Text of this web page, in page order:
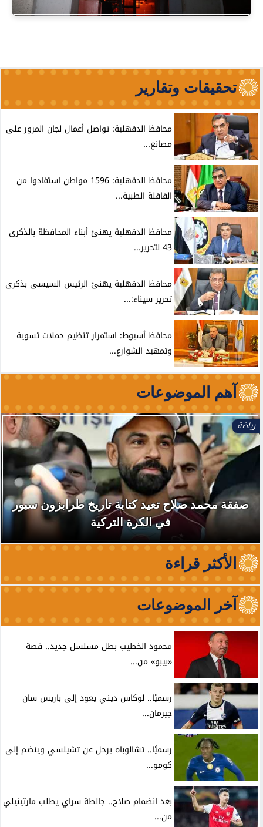
تحقيقات وتقارير
محافظ الدقهلية: تواصل أعمال لجان المرور على
مصانع...
محافظ الدقهلية: 1596 مواطن استفادوا من
القافلة الطبية...
محافظ الدقهلية يهنئ أبناء المحافظة بالذكرى
43 لتحرير...
محافظ الدقهلية يهنئ الرئيس السيسى بذكرى
تحرير سيناء:...
محافظ أسيوط: استمرار تنظيم حملات تسوية
وتمهيد الشوارع...
آهم الموضوعات
رياضة
صفقة محمد صلاح تعيد كتابة تاريخ طرابزون سبور
في الكرة التركية
الأكثر قراءة
آخر الموضوعات
محمود الخطيب بطل مسلسل جديد.. قصة
«بيبو» من...
رسميًا.. لوكاس ديني يعود إلى باريس سان
جيرمان...
رسميًا.. تشالوباه يرحل عن تشيلسي وينضم إلى
كومو...
بعد انضمام صلاح.. جالطة سراي يطلب مارتينيلي
من...